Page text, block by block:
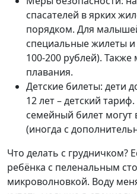
спасателей в ярких
порядком. Для
специальные жилеты и
100-200 рублей). Также
плавания.
Детские билеты: дети
12 лет – детский
семейный билет могут
(иногда с
Что делать с грудничком?
ребёнка с пеленальным
микроволновкой. Воду